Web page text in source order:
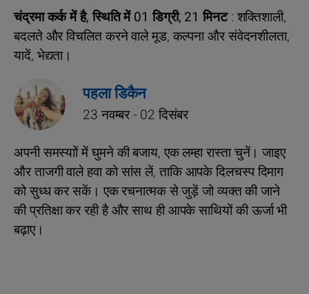
चंद्रमा कर्क में है, स्थिति में 01 डिग्री, 21 मिनट: शक्तिशाली,
बदलते और विचलित करने वाले मूड, कल्पना और संवेदनशीलता,
यादें, भेद्यता।
पहला डिकैन
23 नवम्बर - 02 दिसंबर
अपनी समस्‍याों में घुमने की बजाय, एक लम्हा रास्‍ता चुनें। जाइए
और ताजगी वाले हवा को सांस लें, ताकि आपके दिलचस्‍प दिमाग
को सुध्ध कर सकें। एक रचनात्मक से जुड़ें जो व्‍यक्‍त की जाने
की प्र‍तिक्षा कर रही है और साथ ही आपके साथियों की ऊर्जा भी
बढ़ाए।